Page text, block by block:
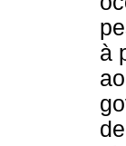
à